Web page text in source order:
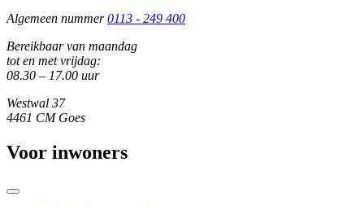
Algemeen nummer 0113 - 249 400
Bereikbaar van maandag
tot en met vrijdag:
08.30 – 17.00 uur
Westwal 37
4461 CM Goes
Voor inwoners